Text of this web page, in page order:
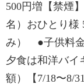
500円増【禁煙
名）おひとり様
み） ●子供料
夕食は和洋バイ
額）【7/18〜8/